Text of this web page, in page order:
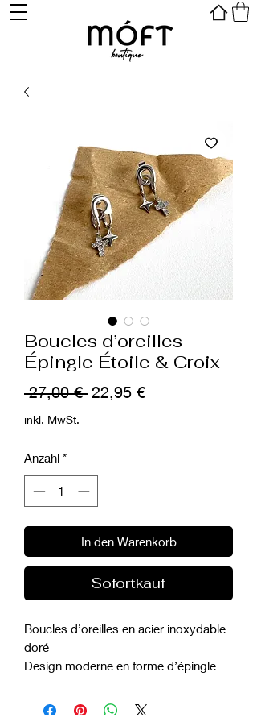
Boucles d’oreilles
Épingle Étoile & Croix
27,00 € Standardpreis
22,95 €Sale-
inkl. MwSt.
Anzahl *
In den Warenkorb
Sofortkauf
Boucles d’oreilles en acier inoxydable
doré
Design moderne en forme d’épingle
zircones